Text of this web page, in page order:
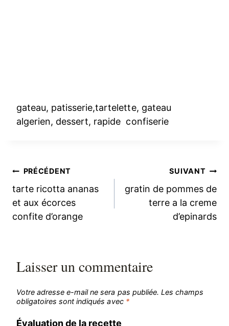
gateau, patisserie,tartelette, gateau
algerien, dessert, rapide confiserie
Navigation
de
l’article
PRÉCÉDENT
tarte ricotta ananas
et aux écorces
confite d’orange
SUIVANT
gratin de pommes de
terre a la creme
d’epinards
Laisser un commentaire
Votre adresse e-mail ne sera pas publiée. Les champs
obligatoires sont indiqués avec *
Évaluation de la recette